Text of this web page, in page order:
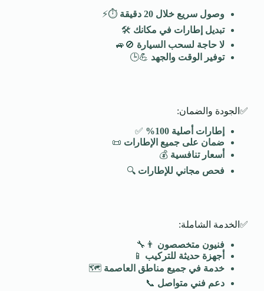
وصول سريع خلال 20 دقيقة
⏱️⚡
تبديل إطارات في مكانك 🛠️
لا حاجة لسحب السيارة 🚫🚙
توفير الوقت والجهد 💪🕒
✅الجودة والضمان:
إطارات أصلية 100
%
✅
ضمان على جميع الإطارات 📜
أسعار تنافسية 💰
فحص مجاني للإطارات 🔍
✅الخدمة الشاملة:
فنيون متخصصون 👨‍🔧
أجهزة حديثة للتركيب 📱
خدمة في جميع مناطق العاصمة 🗺️
دعم فني متواصل 📞